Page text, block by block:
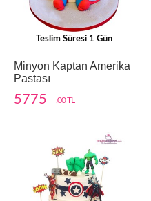
Teslim Süresi 1 Gün
Minyon Kaptan Amerika
Pastası
5775 ,00 TL